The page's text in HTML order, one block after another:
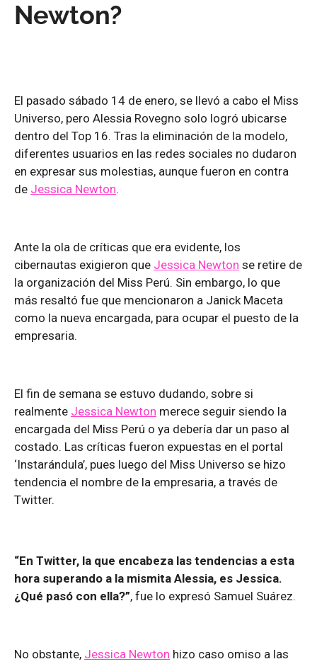
Newton?
El pasado sábado 14 de enero, se llevó a cabo el Miss
Universo, pero Alessia Rovegno solo logró ubicarse
dentro del Top 16. Tras la eliminación de la modelo,
diferentes usuarios en las redes sociales no dudaron
en expresar sus molestias, aunque fueron en contra
de Jessica Newton.
Ante la ola de críticas que era evidente, los
cibernautas exigieron que Jessica Newton se retire de
la organización del Miss Perú. Sin embargo, lo que
más resaltó fue que mencionaron a Janick Maceta
como la nueva encargada, para ocupar el puesto de la
empresaria.
El fin de semana se estuvo dudando, sobre si
realmente Jessica Newton merece seguir siendo la
encargada del Miss Perú o ya debería dar un paso al
costado. Las críticas fueron expuestas en el portal
‘Instarándula’, pues luego del Miss Universo se hizo
tendencia el nombre de la empresaria, a través de
Twitter.
“En Twitter, la que encabeza las tendencias a esta
hora superando a la mismita Alessia, es Jessica.
¿Qué pasó con ella?”, fue lo expresó Samuel Suárez.
No obstante, Jessica Newton hizo caso omiso a las